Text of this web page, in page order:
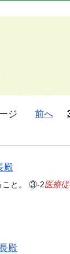
ジ 前へ
殿
こと。 ③-2医療
殿